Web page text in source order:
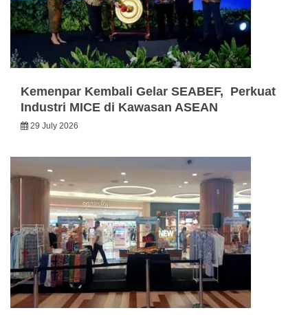
Kemenpar Kembali Gelar SEABEF, Perkuat
Industri MICE di Kawasan ASEAN
29 July 2026